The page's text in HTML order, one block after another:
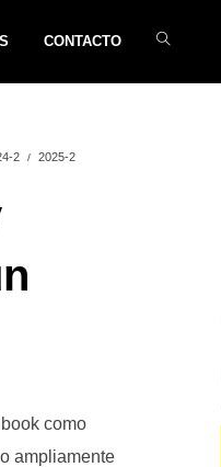
CONTACTO
2
2025-2
como
ampliamente